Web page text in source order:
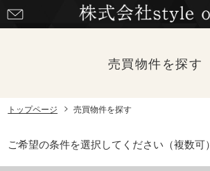
問
売買物件を探す
トップページ 売買物件を探す
ご希望の条件を選択してください（複数可）